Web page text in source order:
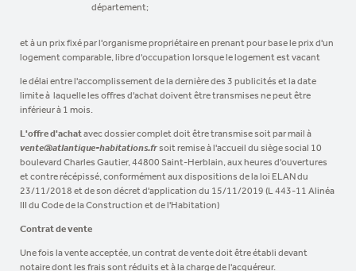
département;
et à un prix fixé par l'organisme propriétaire en prenant pour base le prix d'un
logement comparable, libre d'occupation lorsque le logement est vacant
le délai entre l'accomplissement de la dernière des 3 publicités et la date
limite à laquelle les offres d'achat doivent être transmises ne peut être
inférieur à 1 mois.
L'offre d'achatavec dossier complet doit être transmise soit par mail à
vente@atlantique-habitations.frsoit remise à l'accueil du siège social 10
boulevard Charles Gautier, 44800 Saint-Herblain, aux heures d'ouvertures
et contre récépissé, conformément aux dispositions de la loi ELAN du
23/11/2018 et de son décret d'application du 15/11/2019 (L 443-11 Alinéa
III du Code de la Construction et de l'Habitation)
Contrat de vente
Une fois la vente acceptée, un contrat de vente doit être établi devant
notaire dont les frais sont réduits et à la charge de l'acquéreur.